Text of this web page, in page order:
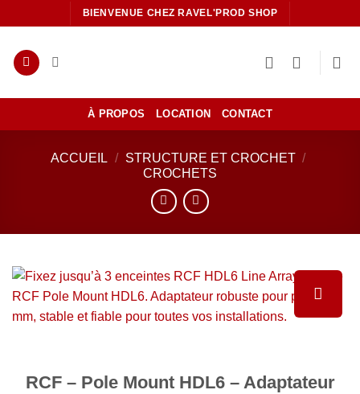
au
contenu
BIENVENUE CHEZ RAVEL'PROD SHOP
À PROPOS LOCATION CONTACT
ACCUEIL / STRUCTURE ET CROCHET /
CROCHETS
souhaits
RCF – Pole Mount HDL6 – Adaptateur